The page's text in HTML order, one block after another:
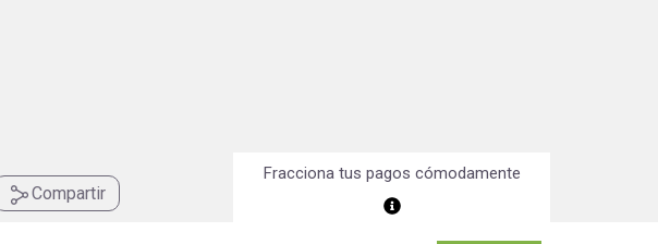
Masters Profesionales
Compartir
Fracciona tus pagos cómodamente